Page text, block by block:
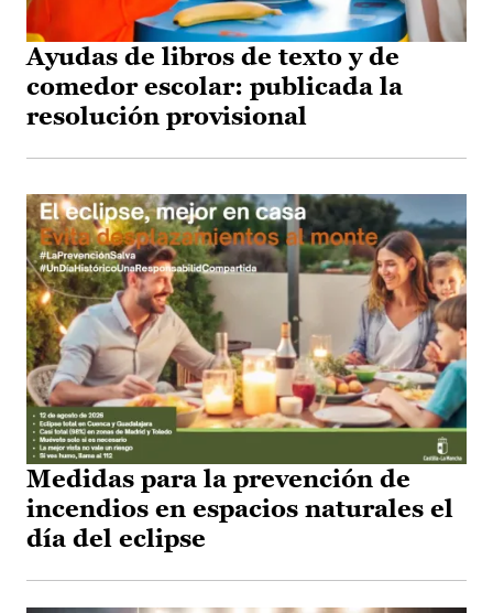
Ayudas de libros de texto y de
comedor escolar: publicada la
resolución provisional
Medidas para la prevención de
incendios en espacios naturales el
día del eclipse